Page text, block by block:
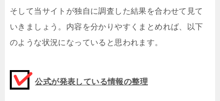
そして当サイトが独自に調査した結果を合わせて見て
いきましょう。内容を分かりやすくまとめれば、以下
のような状況になっていると思われます。
公式が発表している情報の整理